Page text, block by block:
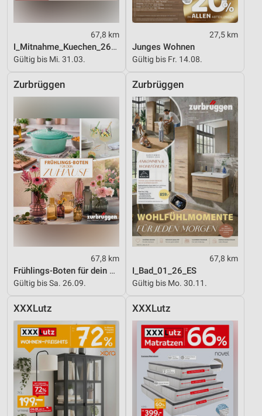
67,8 km
I_Mitnahme_Kuechen_26_ES
Gültig bis Mi. 31.03.
27,5 km
Junges Wohnen
Gültig bis Fr. 14.08.
Zurbrüggen
67,8 km
Frühlings-Boten für dein Zuhause
Gültig bis Sa. 26.09.
Zurbrüggen
67,8 km
I_Bad_01_26_ES
Gültig bis Mo. 30.11.
XXXLutz XXXLutz